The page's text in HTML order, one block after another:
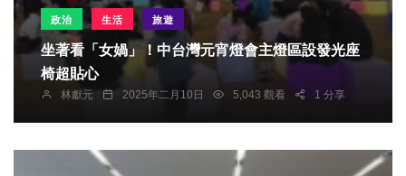
政治 生活 旅遊
坐著看「女媧」！中台灣元宵燈會主燈區設發光座
椅超貼心
林獻元 2025年二月10日 5,043 觀看 1 分享